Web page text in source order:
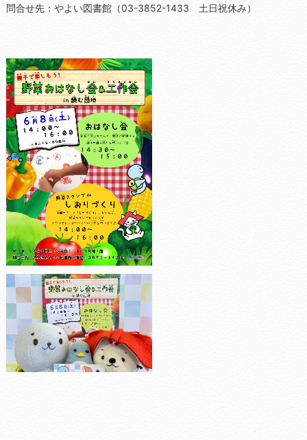
問合せ先：やよい図書館（03-3852-1433 土日祝休み）